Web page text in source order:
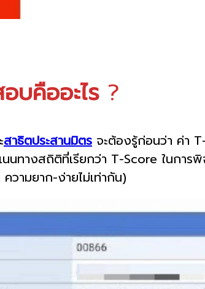
บคืออะไร ?
สาธิตประสานมิตร จะต้องรู้ก่อนว่า ค่า
แนนทางสถิติที่เรียกว่า T-Score ในก
วามยาก-ง่ายไม่เท่ากัน)